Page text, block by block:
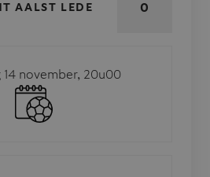
AALST LEDE 0
november, 20u00